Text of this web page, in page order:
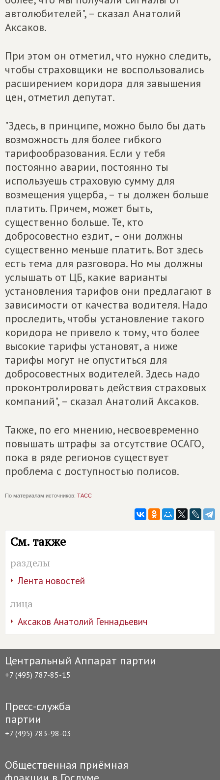
автолюбителей", – сказал Анатолий
Аксаков.
При этом он отметил, что нужно следить,
чтобы страховщики не воспользовались
расширением коридора для завышения
цен, отметил депутат.
"Здесь, в принципе, можно было бы дать
возможность для более гибкого
тарифообразования. Если у тебя
постоянно аварии, постоянно ты
используешь страховую сумму для
возмещения ущерба, – ты должен больше
платить. Причем, может быть,
существенно больше. Те, кто
добросовестно ездит, – они должны
существенно меньше платить. Вот здесь
есть тема для разговора. Но мы должны
услышать от ЦБ, какие варианты
установления тарифов они предлагают в
зависимости от качества водителя. Надо
проследить, чтобы установление такого
коридора не привело к тому, что более
высокие тарифы установят, а ниже
тарифы могут не опуститься для
добросовестных водителей. Здесь надо
проконтролировать действия страховых
компаний", – сказал Анатолий Аксаков.
Также, по его мнению, несвоевременно
повышать штрафы за отсутствие ОСАГО,
пока в ряде регионов существует
проблема с доступностью полисов.
По материалам источников: ТАСС
См. также
разделы
Лента новостей
лица
Аксаков Анатолий Геннадьевич
Центральный Аппарат партии
+7 (495) 787-85-15
Пресс-служба
партии
+7 (495) 783-98-03
Общественная приёмная